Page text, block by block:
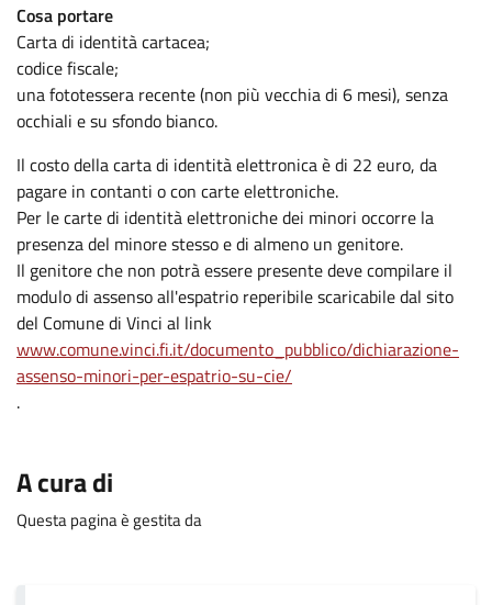
Cosa portare
Carta di identità cartacea;
codice fiscale;
una fototessera recente (non più vecchia di 6 mesi), senza
occhiali e su sfondo bianco.
Il costo della carta di identità elettronica è di 22 euro, da
pagare in contanti o con carte elettroniche.
Per le carte di identità elettroniche dei minori occorre la
presenza del minore stesso e di almeno un genitore.
Il genitore che non potrà essere presente deve compilare il
modulo di assenso all'espatrio reperibile scaricabile dal sito
del Comune di Vinci al link
www.comune.vinci.fi.it/documento_pubblico/dichiarazione-
assenso-minori-per-espatrio-su-cie/
.
A cura di
Questa pagina è gestita da